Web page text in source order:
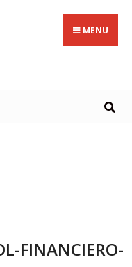
MENU
FINANCIERO-